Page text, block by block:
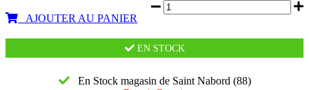
AJOUTER AU PANIER
EN STOCK
En Stock magasin de Saint Nabord (88)